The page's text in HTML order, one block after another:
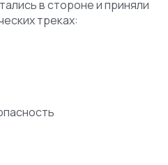
в стороне и приняли
треках: